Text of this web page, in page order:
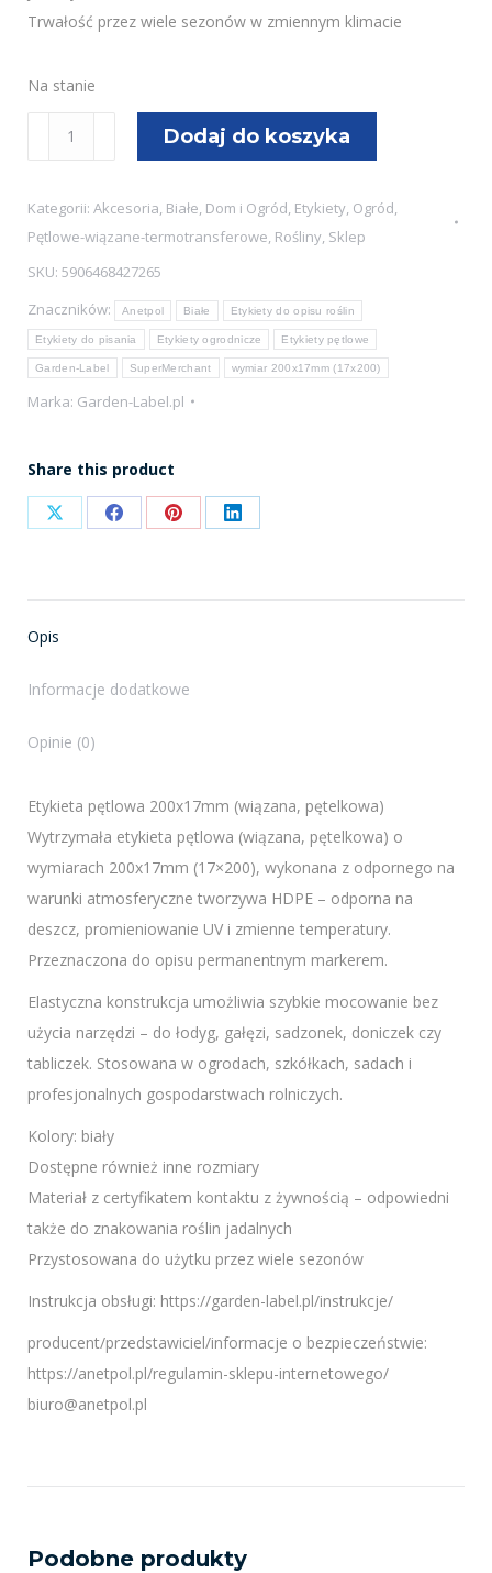
Trwałość przez wiele sezonów w zmiennym klimacie
Na stanie
Etykiety
pętlowe
BIAŁE
200x17mm(17x200)
120szt
Dodaj do koszyka
Kategorii: Akcesoria Białe Dom i Ogród Etykiety Ogród
Pętlowe-wiązane-termotransferowe Rośliny Sklep
SKU: 5906468427265
Znaczników:
Anetpol Białe Etykiety do opisu roślin
Etykiety do pisania Etykiety ogrodnicze Etykiety pętlowe
Garden-Label SuperMerchant wymiar 200x17mm (17x200)
Marka: Garden-Label.pl
Share this product
Share Share Share Share
Opis
Informacje dodatkowe
Opinie (0)
Etykieta pętlowa 200x17mm (wiązana, pętelkowa)
Wytrzymała etykieta pętlowa (wiązana, pętelkowa) o
wymiarach 200x17mm (17×200), wykonana z odpornego na
warunki atmosferyczne tworzywa HDPE – odporna na
deszcz, promieniowanie UV i zmienne temperatury.
Przeznaczona do opisu permanentnym markerem.
Elastyczna konstrukcja umożliwia szybkie mocowanie bez
użycia narzędzi – do łodyg, gałęzi, sadzonek, doniczek czy
tabliczek. Stosowana w ogrodach, szkółkach, sadach i
profesjonalnych gospodarstwach rolniczych.
Kolory: biały
Dostępne również inne rozmiary
Materiał z certyfikatem kontaktu z żywnością – odpowiedni
także do znakowania roślin jadalnych
Przystosowana do użytku przez wiele sezonów
Instrukcja obsługi: https://garden-label.pl/instrukcje/
producent/przedstawiciel/informacje o bezpieczeństwie:
https://anetpol.pl/regulamin-sklepu-internetowego/
biuro@anetpol.pl
Podobne produkty